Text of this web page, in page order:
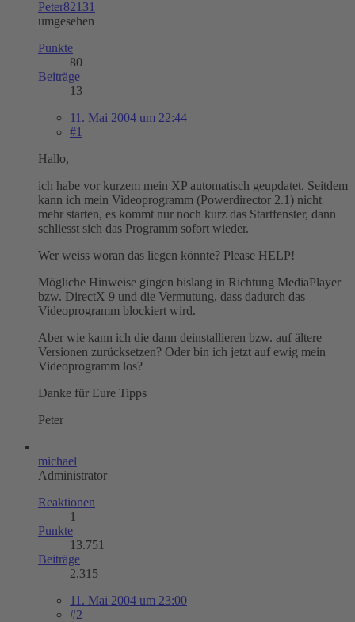
Peter82131
umgesehen
Punkte
80
Beiträge
13
11. Mai 2004 um 22:44
#1
Hallo,
ich habe vor kurzem mein XP automatisch geupdatet. Seitdem
kann ich mein Videoprogramm (Powerdirector 2.1) nicht
mehr starten, es kommt nur noch kurz das Startfenster, dann
schliesst sich das Programm sofort wieder.
Wer weiss woran das liegen könnte? Please HELP!
Mögliche Hinweise gingen bislang in Richtung MediaPlayer
bzw. DirectX 9 und die Vermutung, dass dadurch das
Videoprogramm blockiert wird.
Aber wie kann ich die dann deinstallieren bzw. auf ältere
Versionen zurücksetzen? Oder bin ich jetzt auf ewig mein
Videoprogramm los?
Danke für Eure Tipps
Peter
michael
Administrator
Reaktionen
1
Punkte
13.751
Beiträge
2.315
11. Mai 2004 um 23:00
#2